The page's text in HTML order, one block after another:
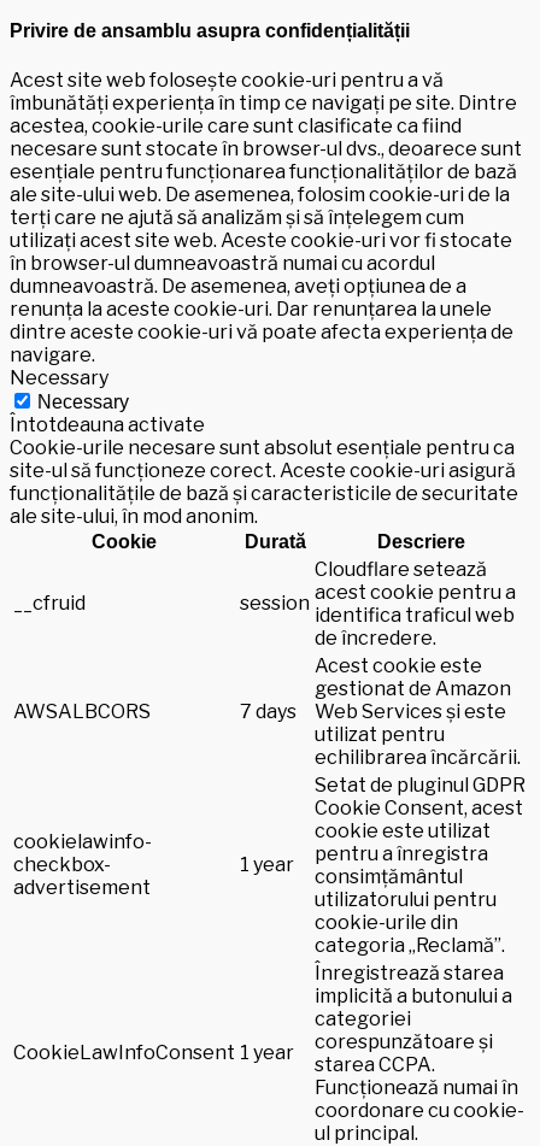
Privire de ansamblu asupra confidențialității
Acest site web folosește cookie-uri pentru a vă
îmbunătăți experiența în timp ce navigați pe site. Dintre
acestea, cookie-urile care sunt clasificate ca fiind
necesare sunt stocate în browser-ul dvs., deoarece sunt
esențiale pentru funcționarea funcționalităților de bază
ale site-ului web. De asemenea, folosim cookie-uri de la
terți care ne ajută să analizăm și să înțelegem cum
utilizați acest site web. Aceste cookie-uri vor fi stocate
în browser-ul dumneavoastră numai cu acordul
dumneavoastră. De asemenea, aveți opțiunea de a
renunța la aceste cookie-uri. Dar renunțarea la unele
dintre aceste cookie-uri vă poate afecta experiența de
navigare.
Necessary
Necessary
Întotdeauna activate
Cookie-urile necesare sunt absolut esențiale pentru ca
site-ul să funcționeze corect. Aceste cookie-uri asigură
funcționalitățile de bază și caracteristicile de securitate
ale site-ului, în mod anonim.
Cookie Durată Descriere
__cfruid session
Cloudflare setează
acest cookie pentru a
identifica traficul web
de încredere.
AWSALBCORS 7 days
Acest cookie este
gestionat de Amazon
Web Services și este
utilizat pentru
echilibrarea încărcării.
cookielawinfo-
checkbox-
advertisement
1 year
Setat de pluginul GDPR
Cookie Consent, acest
cookie este utilizat
pentru a înregistra
consimțământul
utilizatorului pentru
cookie-urile din
categoria „Reclamă”.
CookieLawInfoConsent 1 year
Înregistrează starea
implicită a butonului a
categoriei
corespunzătoare și
starea CCPA.
Funcționează numai în
coordonare cu cookie-
ul principal.